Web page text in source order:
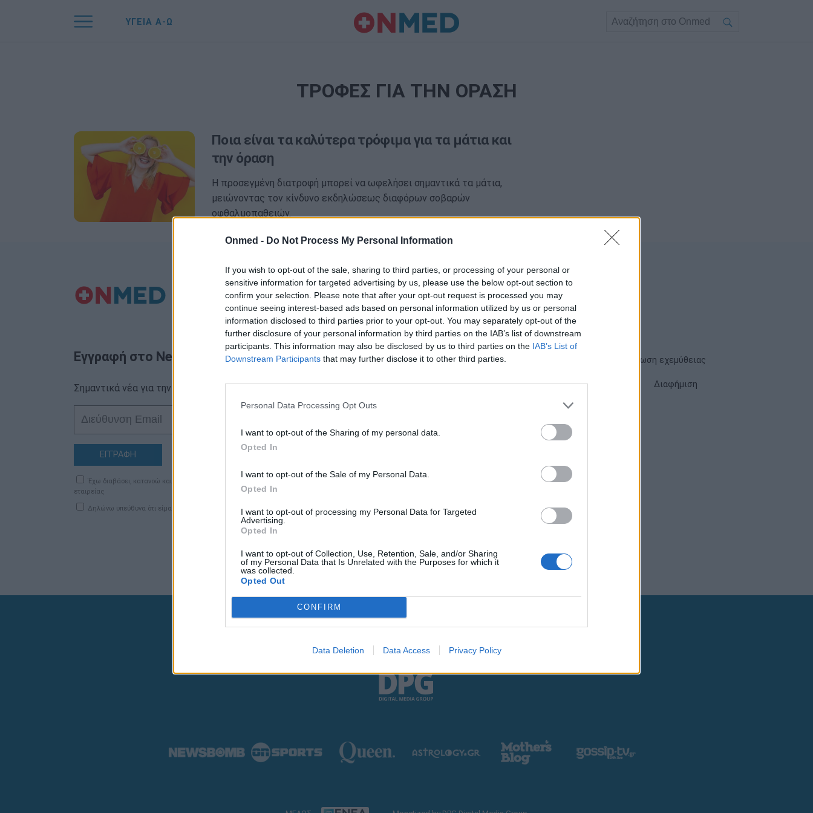
Onmed - Do Not Process My Personal Information
If you wish to opt-out of the sale, sharing to third parties, or processing of your personal or
sensitive information for targeted advertising by us, please use the below opt-out section to
confirm your selection. Please note that after your opt-out request is processed you may
continue seeing interest-based ads based on personal information utilized by us or personal
information disclosed to third parties prior to your opt-out. You may separately opt-out of the
further disclosure of your personal information by third parties on the IAB’s list of downstream
participants. This information may also be disclosed by us to third parties on the IAB’s List of
Downstream Participants that may further disclose it to other third parties.
Personal Data Processing Opt Outs
I want to opt-out of the Sharing of my personal data.
Opted In
I want to opt-out of the Sale of my Personal Data.
Opted In
I want to opt-out of processing my Personal Data for Targeted
Advertising.
Opted In
I want to opt-out of Collection, Use, Retention, Sale, and/or Sharing
of my Personal Data that Is Unrelated with the Purposes for which it
was collected.
Opted Out
CONFIRM
Data Deletion Data Access Privacy Policy
ΥΓΕΙΑ Α-Ω
ΤΡΟΦΕΣ ΓΙΑ ΤΗΝ ΟΡΑΣΗ
Ποια είναι τα καλύτερα τρόφιμα για τα μάτια και
την όραση
Η προσεγμένη διατροφή μπορεί να ωφελήσει σημαντικά τα μάτια,
μειώνοντας τον κίνδυνο εκδηλώσεως διαφόρων σοβαρών
οφθαλμοπαθειών.
Εγγραφή στο Newsletter
Σημαντικά νέα για την υγεία στο mail σας καθημερινά
ΕΓΓΡΑΦΗ
Έχω διαβάσει, κατανοώ και αποδέχομαι τους και τη
του ιστοτόπου της
εταιρείας
Δηλώνω υπεύθυνα ότι είμαι άνω των 18 ετών ή ότι βρίσκομαι υπό την εποπτεία γονέα ή κηδεμόνα ή επιτρόπου
Ταυτότητα Δήλωση εχεμύθειας
Ρυθμίσεις Cookies Διαφήμιση